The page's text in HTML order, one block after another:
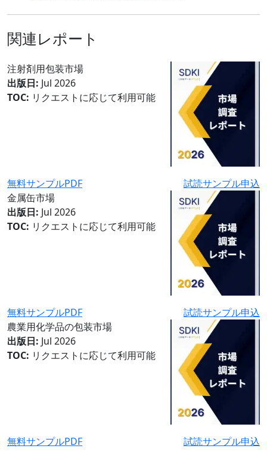
関連レポート
注射剤用包装市場
出版日: Jul 2026
TOC: リクエストに応じて利用可能
無料サンプルPDF
試読サンプル申込
金属缶市場
出版日: Jul 2026
TOC: リクエストに応じて利用可能
無料サンプルPDF
試読サンプル申込
農業用化学品の包装市場
出版日: Jul 2026
TOC: リクエストに応じて利用可能
無料サンプルPDF 試読サンプル申込